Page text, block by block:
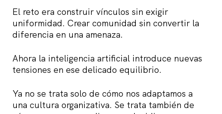
El reto era construir vínculos sin exigir
uniformidad. Crear comunidad sin convertir la
diferencia en una amenaza.
Ahora la inteligencia artificial introduce nuevas
tensiones en ese delicado equilibrio.
Ya no se trata solo de cómo nos adaptamos a
una cultura organizativa. Se trata también de